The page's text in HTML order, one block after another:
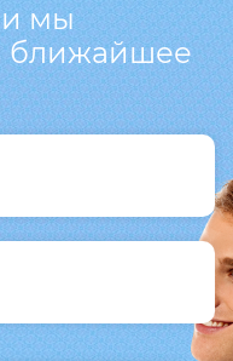
и мы
ближайшее